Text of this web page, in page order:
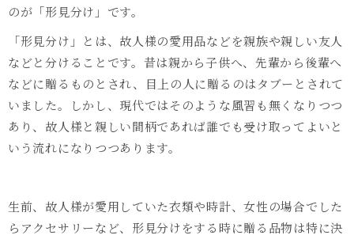
のが「形見分け」です。
「形見分け」とは、故人様の愛用品などを親族や親しい友人
などと分けることです。昔は親から子供へ、先輩から後輩へ
などに贈るものとされ、目上の人に贈るのはタブーとされて
いました。しかし、現代ではそのような風習も無くなりつつ
あり、故人様と親しい間柄であれば誰でも受け取ってよいと
いう流れになりつつあります。
生前、故人様が愛用していた衣類や時計、女性の場合でした
らアクセサリーなど、形見分けをする時に贈る品物は特に決